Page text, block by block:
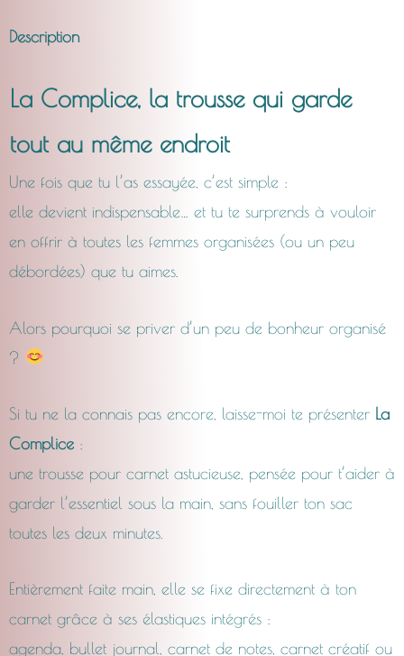
Description
La Complice, la trousse qui garde
tout au même endroit
Une fois que tu l’as essayée, c’est simple :
elle devient indispensable… et tu te surprends à vouloir
en offrir à toutes les femmes organisées (ou un peu
débordées) que tu aimes.
Alors pourquoi se priver d’un peu de bonheur organisé
?
Si tu ne la connais pas encore, laisse-moi te présenter La
Complice :
une trousse pour carnet astucieuse, pensée pour t’aider à
garder l’essentiel sous la main, sans fouiller ton sac
toutes les deux minutes.
Entièrement faite main, elle se fixe directement à ton
carnet grâce à ses élastiques intégrés :
agenda, bullet journal, carnet de notes, carnet créatif ou